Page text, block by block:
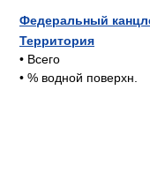
Федеральный
Территория
• Всего
• % водной поверхн.